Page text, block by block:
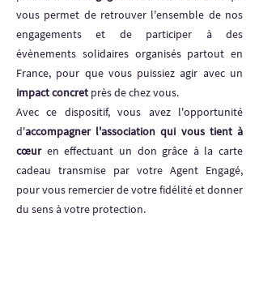
vous permet de retrouver l'ensemble de nos
engagements et de participer à des
évènements solidaires organisés partout en
France, pour que vous puissiez agir avec un
impact concret près de chez vous.
Avec ce dispositif, vous avez l'opportunité
d'accompagner l'association qui vous tient à
cœuren effectuant un don grâce à la carte
cadeau transmise par votre Agent Engagé,
pour vous remercier de votre fidélité et donner
du sens à votre protection.